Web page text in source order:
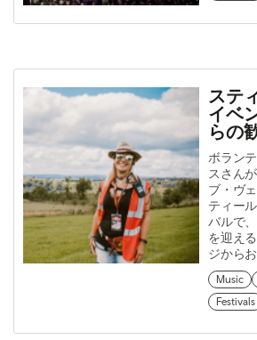
ステ
イベ
らの
ボラン
スさん
ブ・ヴ
ティー
バルで
を迎え
ジから
Music
Festivals